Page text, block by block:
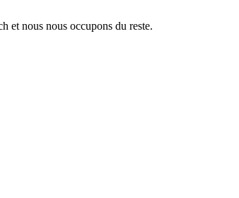
et nous nous occupons du reste.